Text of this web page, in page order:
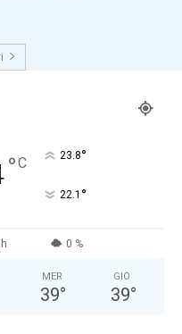
°C 23.8°
22.1 °
0 %
MER
39°
GIO
39°